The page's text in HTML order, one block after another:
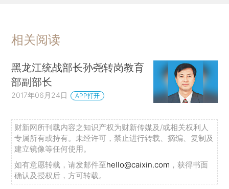
相关阅读
黑龙江统战部长孙尧转岗教育
部副部长
2017年06月24日 APP打开
财新网所刊载内容之知识产权为财新传媒及/或相关权利人
专属所有或持有。未经许可，禁止进行转载、摘编、复制及
建立镜像等任何使用。
如有意愿转载，请发邮件至hello@caixin.com ，获得书面
确认及授权后，方可转载。